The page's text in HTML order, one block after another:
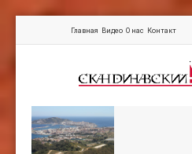
Главная Видео О нас Контакт